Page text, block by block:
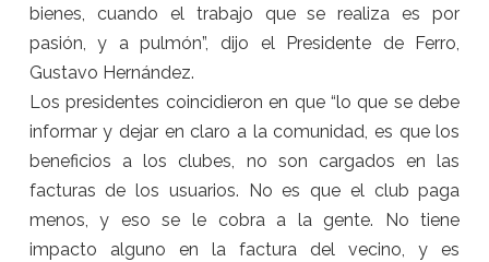
bienes, cuando el trabajo que se realiza es por
pasión, y a pulmón”, dijo el Presidente de Ferro,
Gustavo Hernández.
Los presidentes coincidieron en que “lo que se debe
informar y dejar en claro a la comunidad, es que los
beneficios a los clubes, no son cargados en las
facturas de los usuarios. No es que el club paga
menos, y eso se le cobra a la gente. No tiene
impacto alguno en la factura del vecino, y es